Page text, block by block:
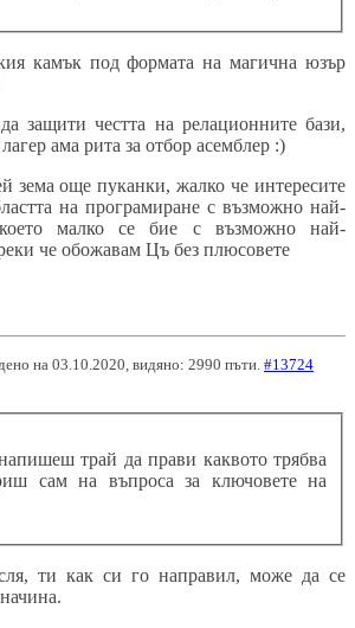
камък под формата на магична юзър
защити честта на релационните бази,
ама рита за отбор асемблер :)
зема още пуканки, жалко че интересите
на програмиране с възможно най-
малко се бие с възможно най-
че обожавам Цъ без плюсовете
на 03.10.2020, видяно: 2990 пъти. #13724
трай да прави каквото трябва
сам на въпроса за ключовете на
ти как си го направил, може да се